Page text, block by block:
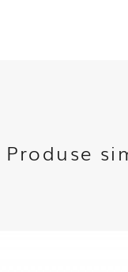
Produse